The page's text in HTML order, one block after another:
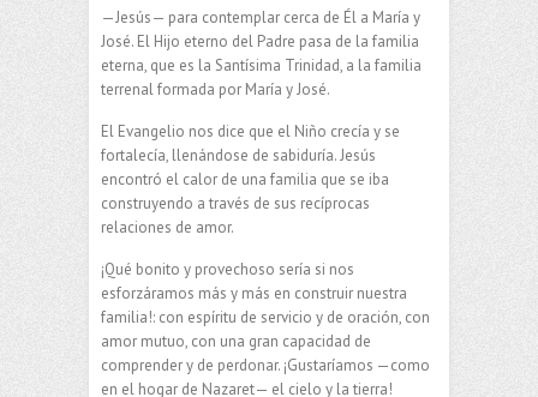
—Jesús— para contemplar cerca de Él a María y
José. El Hijo eterno del Padre pasa de la familia
eterna, que es la Santísima Trinidad, a la familia
terrenal formada por María y José.
El Evangelio nos dice que el Niño crecía y se
fortalecía, llenándose de sabiduría. Jesús
encontró el calor de una familia que se iba
construyendo a través de sus recíprocas
relaciones de amor.
¡Qué bonito y provechoso sería si nos
esforzáramos más y más en construir nuestra
familia!: con espíritu de servicio y de oración, con
amor mutuo, con una gran capacidad de
comprender y de perdonar. ¡Gustaríamos —como
en el hogar de Nazaret— el cielo y la tierra!